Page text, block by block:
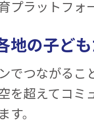
プラットフォ
地の子ど
でつながるこ
を超えてコミ
す。